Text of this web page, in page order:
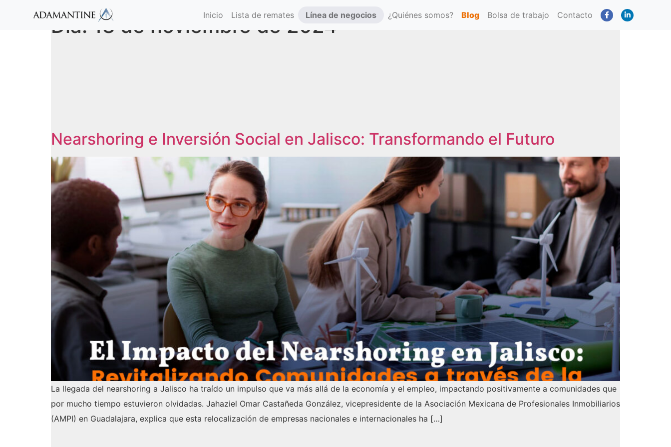
Inicio (actual)
Lista de remates Línea de negocios ¿Quiénes somos? Blog Bolsa de trabajo Contacto
Día:18 de noviembre de 2024
Nearshoring e Inversión Social en Jalisco: Transformando el Futuro
La llegada del nearshoring a Jalisco ha traído un impulso que va más allá de la economía y el empleo, impactando positivamente a comunidades que
por mucho tiempo estuvieron olvidadas. Jahaziel Omar Castañeda González, vicepresidente de la Asociación Mexicana de Profesionales Inmobiliarios
(AMPI) en Guadalajara, explica que esta relocalización de empresas nacionales e internacionales ha […]